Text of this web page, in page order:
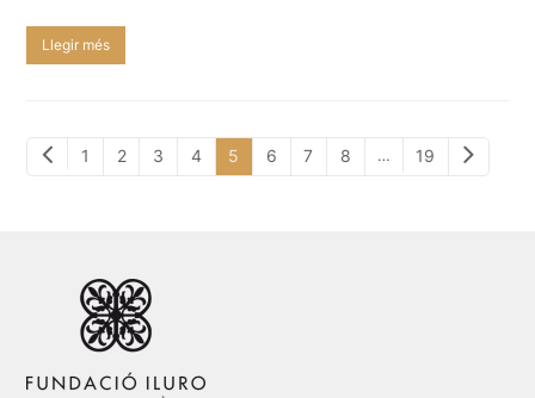
Llegir més
Previous
Page
1 Page
2 Page
3 Page
4 Page
5 Page
6 Page
7 Page
8 … Page
19 Next